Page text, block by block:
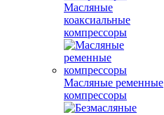
Масляные
коаксиальные
компрессоры
Масляные ременные
компрессоры